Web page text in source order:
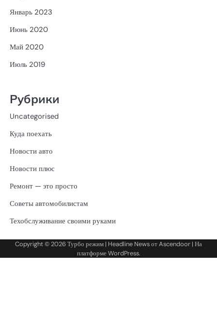
Январь 2023
Июнь 2020
Май 2020
Июль 2019
Рубрики
Uncategorised
Куда поехать
Новости авто
Новости плюс
Ремонт — это просто
Советы автомобилистам
Техобслуживание своими руками
Copyright © 2026Турбо режим | Headline News отAscendoor | На
платформеWordPress.